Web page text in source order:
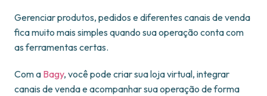
Gerenciar produtos, pedidos e diferentes canais de venda
fica muito mais simples quando sua operação conta com
as ferramentas certas.
Com a Bagy, você pode criar sua loja virtual, integrar
canais de venda e acompanhar sua operação de forma